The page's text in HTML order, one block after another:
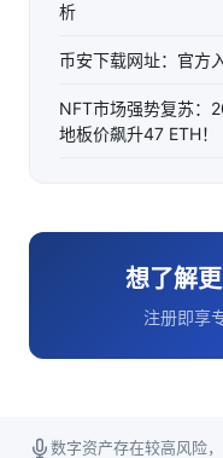
析
币安下载网址：官方
NFT市场强势复苏：
地板价飙升47 ETH！
想了解
注册即享
数字资产存在较高风险